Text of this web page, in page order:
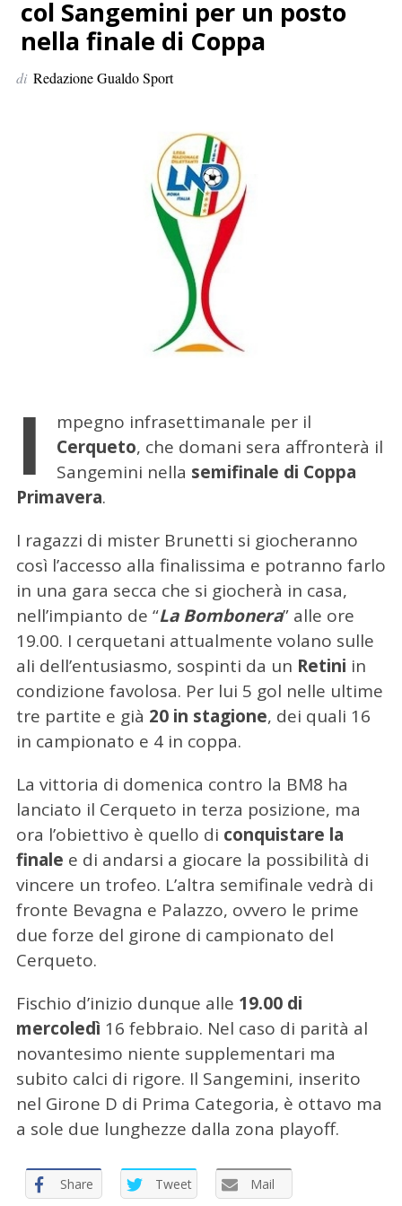
e
r
:
col Sangemini per un posto
nella finale di Coppa
di Redazione Gualdo Sport
I
mpegno infrasettimanale per il
Cerqueto, che domani sera affronterà il
Sangemini nella semifinale di Coppa
Primavera.
I ragazzi di mister Brunetti si giocheranno
così l’accesso alla finalissima e potranno farlo
in una gara secca che si giocherà in casa,
nell’impianto de “La Bombonera” alle ore
19.00. I cerquetani attualmente volano sulle
ali dell’entusiasmo, sospinti da un Retini in
condizione favolosa. Per lui 5 gol nelle ultime
tre partite e già 20 in stagione, dei quali 16
in campionato e 4 in coppa.
La vittoria di domenica contro la BM8 ha
lanciato il Cerqueto in terza posizione, ma
ora l’obiettivo è quello di conquistare la
finale e di andarsi a giocare la possibilità di
vincere un trofeo. L’altra semifinale vedrà di
fronte Bevagna e Palazzo, ovvero le prime
due forze del girone di campionato del
Cerqueto.
Fischio d’inizio dunque alle 19.00 di
mercoledì 16 febbraio. Nel caso di parità al
novantesimo niente supplementari ma
subito calci di rigore. Il Sangemini, inserito
nel Girone D di Prima Categoria, è ottavo ma
a sole due lunghezze dalla zona playoff.
Share Tweet Mail